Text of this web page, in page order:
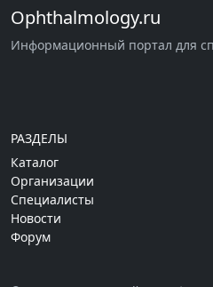
Ophthalmology.ru
Информационный портал для
РАЗДЕЛЫ
Каталог
Организации
Специалисты
Новости
Форум